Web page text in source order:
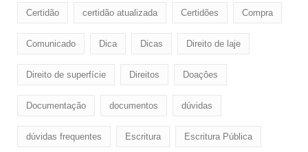
Certidão certidão atualizada Certidões Compra
Comunicado Dica Dicas Direito de laje
Direito de superfície Direitos Doaçôes
Documentação documentos dúvidas
dúvidas frequentes Escritura Escritura Pública